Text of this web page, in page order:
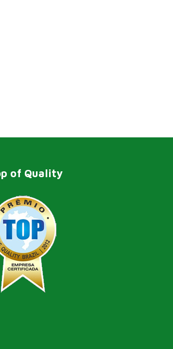
of Quality